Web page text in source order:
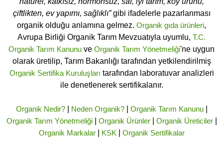
çiftlikten, ev yapımı, sağlıklı”gibi ifadelerle pazarlanması
organik olduğu anlamına gelmez. Organik gıda ürünleri,
Avrupa Birliği Organik Tarım Mevzuatıyla uyumlu, T.C.
Organik Tarım Kanunu ve Organik Tarım Yönetmeliği'ne uygun
olarak üretilip, Tarım Bakanlığı tarafından yetkilendirilmiş
Organik Sertifika Kuruluşları tarafından laboratuvar analizleri
ile denetlenerek sertifikalanır.
Organik Nedir?| Neden Organik?| Organik Tarım Kanunu|
Organik Tarım Yönetmeliği| Organik Ürünler| Organik Üreticiler|
Organik Markalar| KSK Organik Sertifikalar